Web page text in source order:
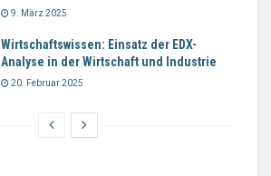
9. März 2025
Wirtschaftswissen: Einsatz der EDX-
Analyse in der Wirtschaft und Industrie
20. Februar 2025